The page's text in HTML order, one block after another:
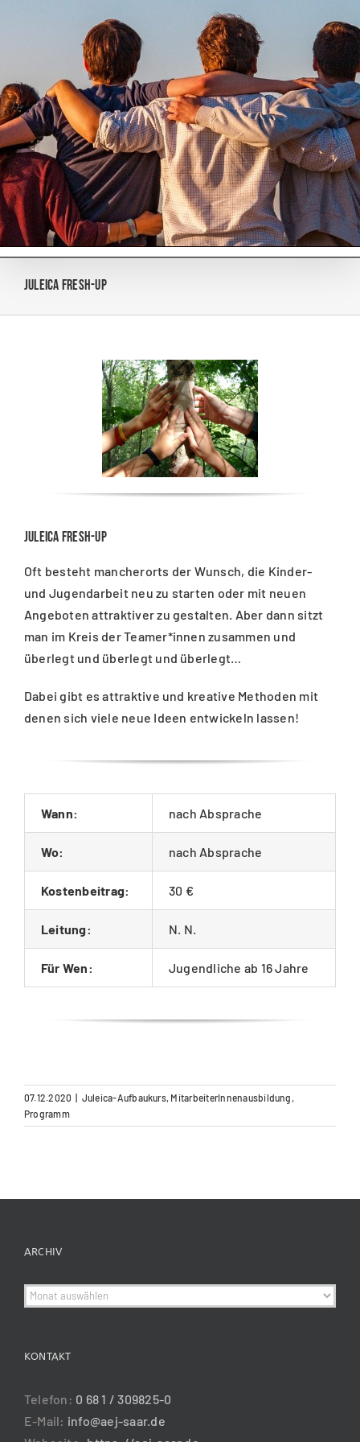
Juleica Fresh-Up
Juleica Fresh-Up
Oft besteht mancherorts der Wunsch, die Kinder-
und Jugendarbeit neu zu starten oder mit neuen
Angeboten attraktiver zu gestalten. Aber dann sitzt
man im Kreis der Teamer*innen zusammen und
überlegt und überlegt und überlegt…
Dabei gibt es attraktive und kreative Methoden mit
denen sich viele neue Ideen entwickeln lassen!
Wann: nach Absprache
Wo: nach Absprache
Kostenbeitrag: 30 €
Leitung: N. N.
Für Wen: Jugendliche ab 16 Jahre
07.12.2020 | Juleica-Aufbaukurs, MitarbeiterInnenausbildung
Programm
ARCHIV
Archiv
KONTAKT
Telefon: 0 68 1 / 309825-0
E-Mail: info@aej-saar.de